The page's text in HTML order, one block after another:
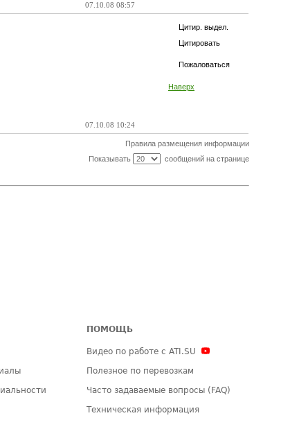
07.10.08 08:57
Цитир. выдел.
Цитировать
Пожаловаться
Наверх
07.10.08 10:24
Правила размещения информации
Показывать
сообщений на странице
ПОМОЩЬ
Видео по работе с ATI.SU
Полезное по перевозкам
Часто задаваемые вопросы (FAQ)
Техническая информация